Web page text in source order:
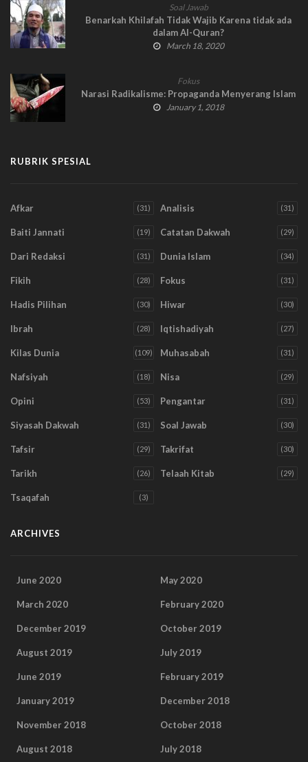
Soal Jawab
Benarkah Khilafah Tidak Wajib Karena tidak ada
dalam Al-Quran?
March 18, 2020
Fokus
Narasi Radikalisme: Propaganda Menyerang Islam
January 1, 2018
RUBRIK SPESIAL
Afkar (31) Analisis (31)
Baiti Jannati (19) Catatan Dakwah (29)
Dari Redaksi (31) Dunia Islam (34)
Fikih (28) Fokus (31)
Hadis Pilihan (30) Hiwar (30)
Ibrah (28) Iqtishadiyah (27)
Kilas Dunia (109) Muhasabah (31)
Nafsiyah (18) Nisa (29)
Opini (53) Pengantar (31)
Siyasah Dakwah (31) Soal Jawab (30)
Tafsir (29) Takrifat (30)
Tarikh (26) Telaah Kitab (29)
Tsaqafah (3)
ARCHIVES
June 2020 May 2020
March 2020 February 2020
December 2019 October 2019
August 2019 July 2019
June 2019 February 2019
January 2019 December 2018
November 2018 October 2018
August 2018 July 2018